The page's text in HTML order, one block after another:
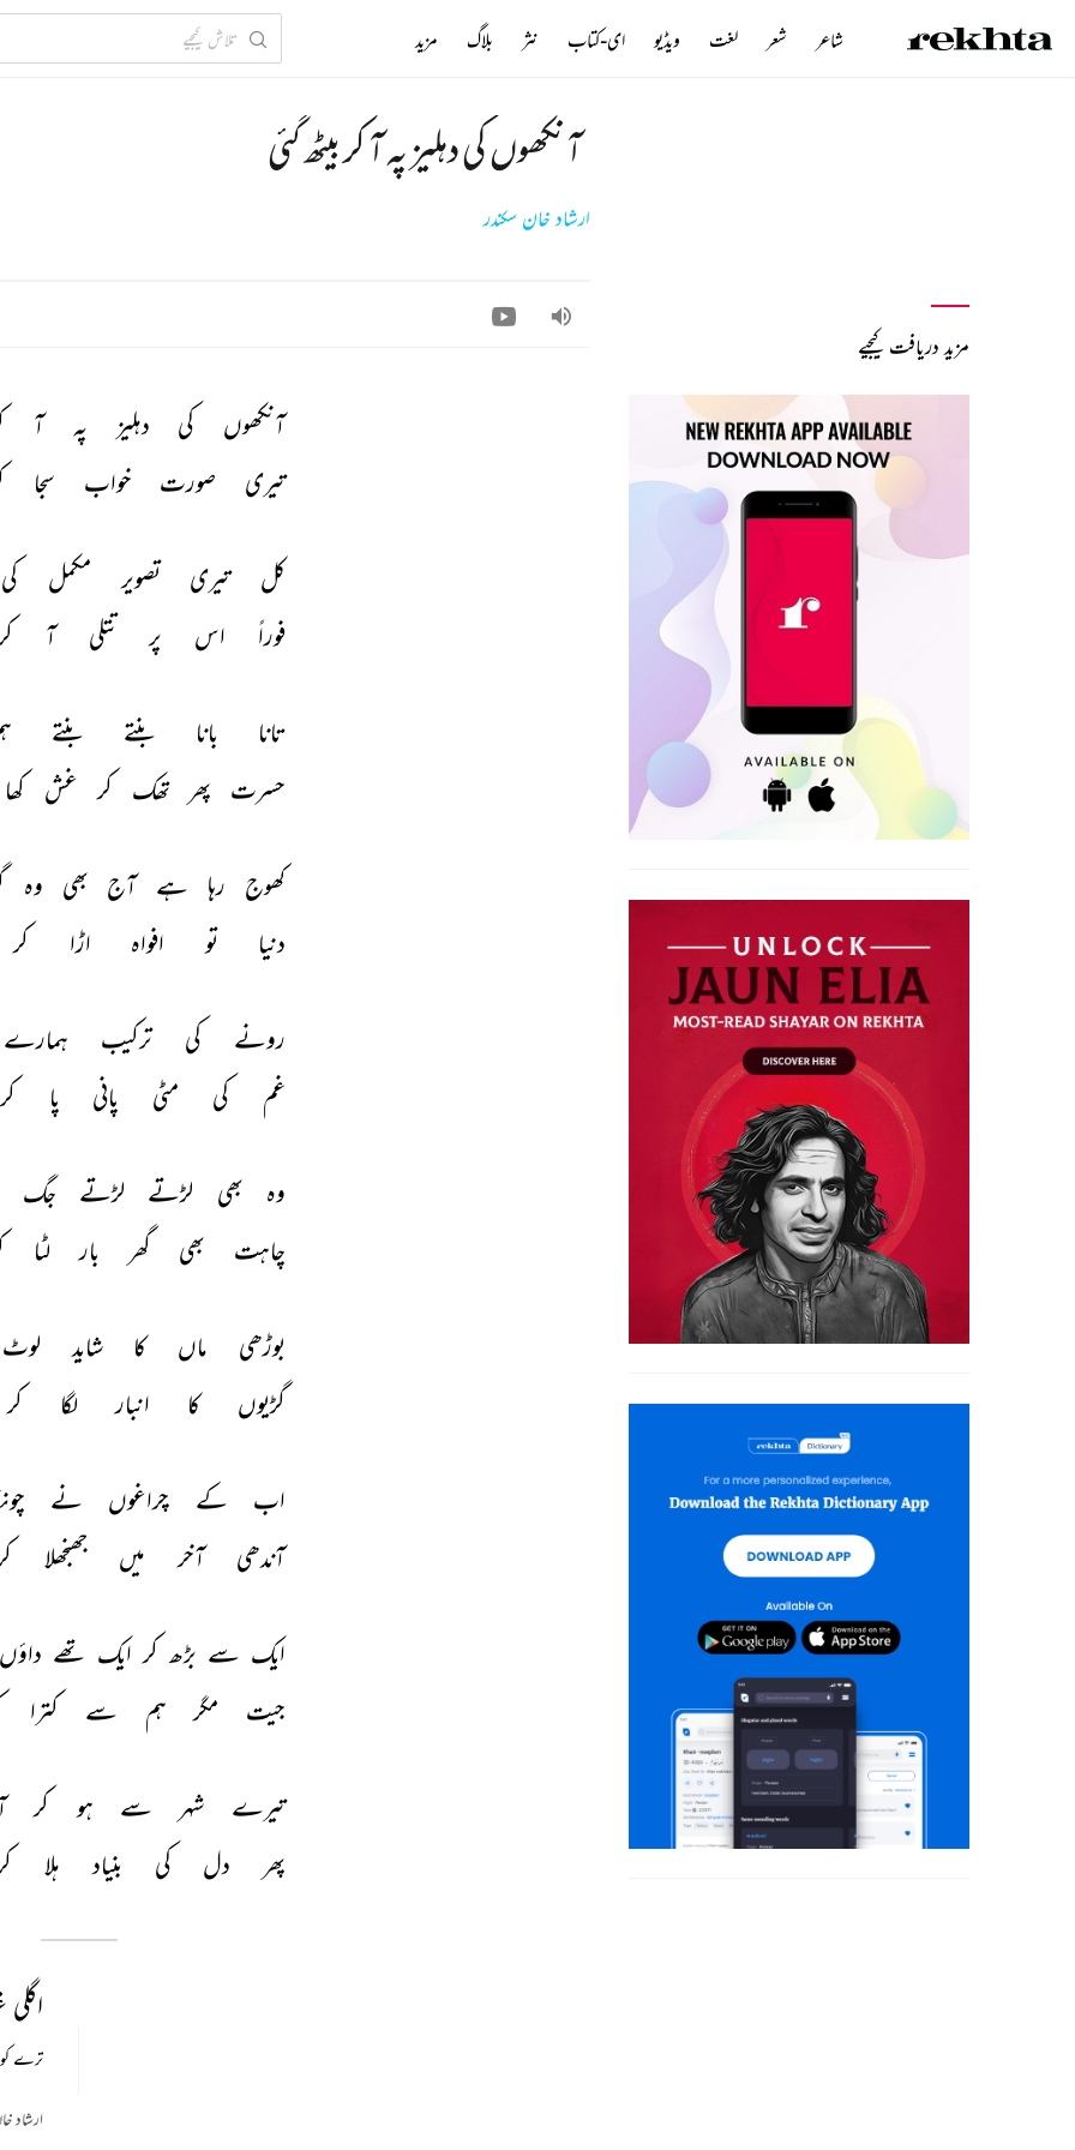
آنکھوں کی دہلیز پہ آ کر بیٹھ گئی
ارشاد خان سکندر
آنکھوں کی دہلیز پہ آ
تیری
صورت خواب سجا
کل تیری تصویر مکمل
فوراً
اس پر تتلی آ
تانا بانا بنتے بنتے
حسرت
پھر تھک کر غش کھا
کھوج رہا ہے آج بھی وہ
دنیا
تو افواہ اڑا کر
رونے کی ترکیب
غم
کی مٹی پانی پا
وہ بھی لڑتے لڑتے
جگ
چاہت
بھی گھر بار لٹا
بوڑھی ماں کا شاید
گڑیوں
کا انبار لگا کر
اب کے چراغوں نے
آندھی
آخر میں جھنجھلا
ایک سے بڑھ کر ایک تھے
جیت
مگر ہم سے کترا
تیرے شہر سے ہو کر
پھر
دل کی بنیاد ہلا
ارشاد خان سکندر
ترے
ارشاد
مزید دریافت کیجیے
شاعر شعر لغت ویڈیو ای-کتاب نثر بلاگ مزید